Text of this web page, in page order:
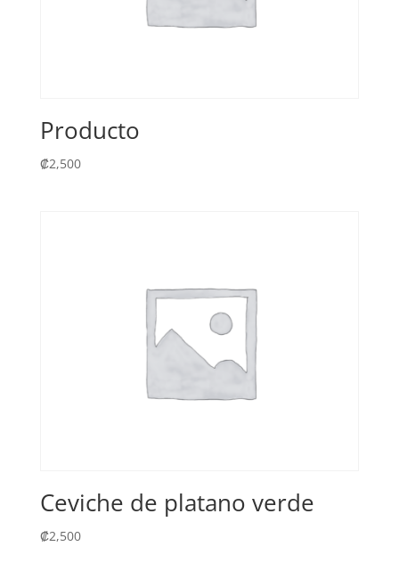
Producto
₡2,500
Ceviche de platano verde
₡2,500